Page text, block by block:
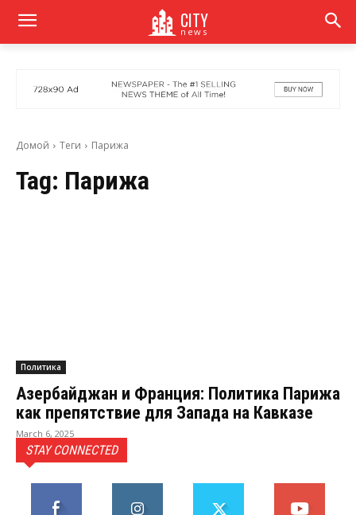
CITY
news
Домой Теги Парижа
Tag: Парижа
Политика
Азербайджан и Франция: Политика Парижа
как препятствие для Запада на Кавказе
March 6, 2025
STAY CONNECTED